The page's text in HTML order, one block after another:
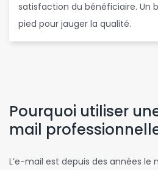
satisfaction du bénéficiaire. Un
pied pour jauger la qualité.
Pourquoi utiliser
mail
L’e-mail est depuis des années le